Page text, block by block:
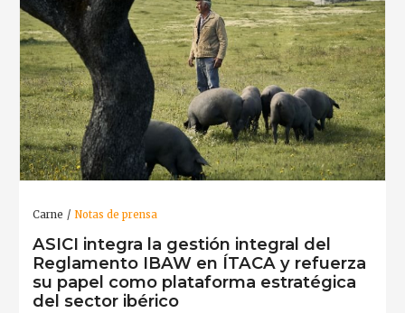
Carne Notas de prensa
ASICI integra la gestión integral del
Reglamento IBAW en ÍTACA y refuerza
su papel como plataforma estratégica
del sector ibérico